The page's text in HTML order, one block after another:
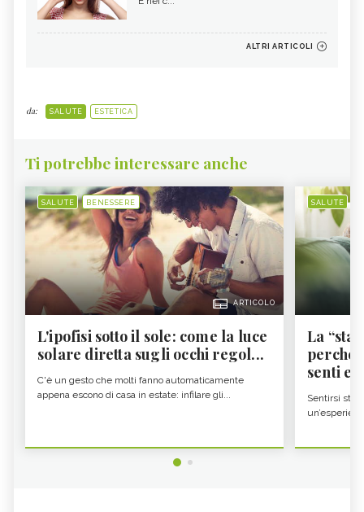
ALTRI ARTICOLI
da: SALUTE ESTETICA
Ti potrebbe interessare anche
SALUTE BENESSERE
ARTICOLO
L'ipofisi sotto il sole: come la luce
solare diretta sugli occhi regol...
C'è un gesto che molti fanno automaticamente
appena escono di casa in estate: infilare gli...
SALUTE
La
perché
senti
Sentirsi